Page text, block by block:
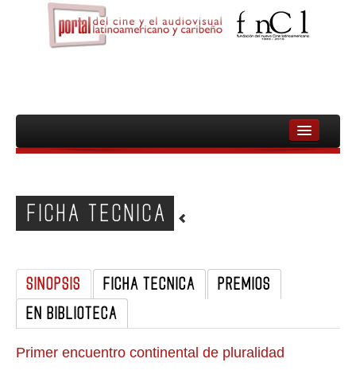
INICIO
PELICULAS
DOCUMENTALES
MUJERES
AUDIOVISUAL INDIGENA Y COMUNITARIO
FICHA TECNICA
SINOPSIS FICHA TECNICA
PREMIOS
EN BIBLIOTECA
Primer encuentro continental de pluralidad